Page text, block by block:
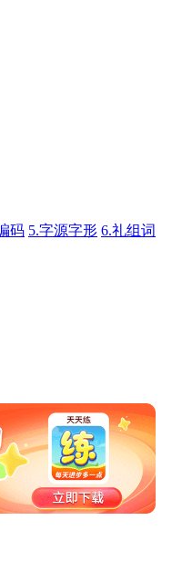
码 5.字源字形 6.礼组词